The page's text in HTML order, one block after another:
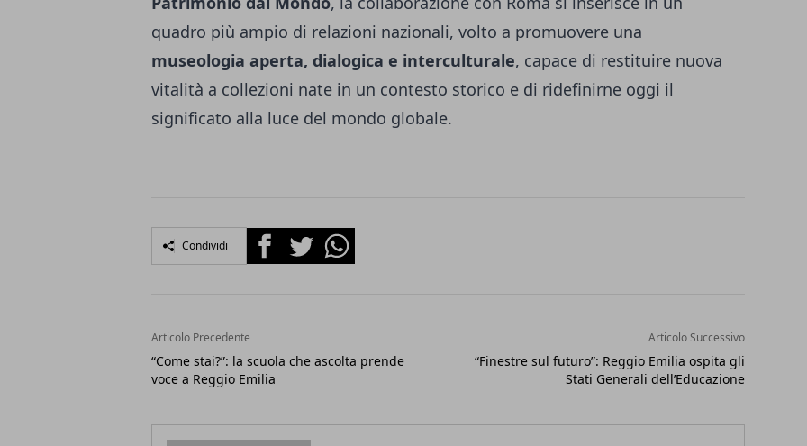
quadro più ampio di relazioni nazionali, volto a promuovere una
museologia aperta, dialogica e interculturale, capace di restituire nuova
vitalità a collezioni nate in un contesto storico e di ridefinirne oggi il
significato alla luce del mondo globale.
Condividi FacebookTwitterWhatsapp
Articolo Precedente
“Come stai?”: la scuola che ascolta prende
voce a Reggio Emilia
Articolo Successivo
“Finestre sul futuro”: Reggio Emilia ospita gli
Stati Generali dell’Educazione